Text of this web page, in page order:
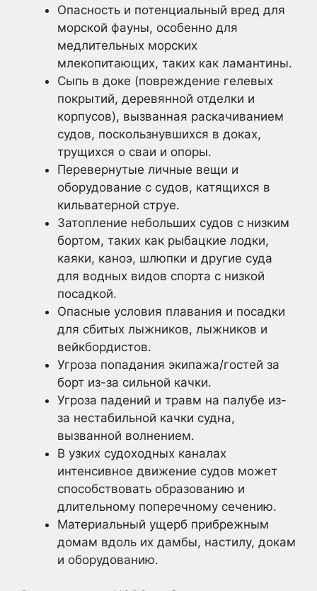
Опасность и потенциальный вред для
морской фауны, особенно для
медлительных морских
млекопитающих, таких как ламантины.
Сыпь в доке (повреждение гелевых
покрытий, деревянной отделки и
корпусов), вызванная раскачиванием
судов, поскользнувшихся в доках,
трущихся о сваи и опоры.
Перевернутые личные вещи и
оборудование с судов, катящихся в
кильватерной струе.
Затопление небольших судов с низким
бортом, таких как рыбацкие лодки,
каяки, каноэ, шлюпки и другие суда
для водных видов спорта с низкой
посадкой.
Опасные условия плавания и посадки
для сбитых лыжников, лыжников и
вейкбордистов.
Угроза попадания экипажа/гостей за
борт из-за сильной качки.
Угроза падений и травм на палубе из-
за нестабильной качки судна,
вызванной волнением.
В узких судоходных каналах
интенсивное движение судов может
способствовать образованию и
длительному поперечному сечению.
Материальный ущерб прибрежным
домам вдоль их дамбы, настилу, докам
и оборудованию.